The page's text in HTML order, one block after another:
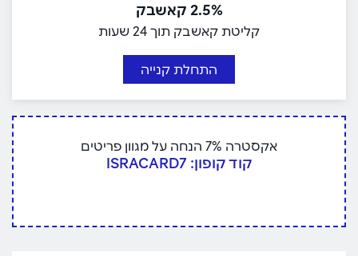
2.5% קאשבק
קליטת קאשבק תוך 24 שעות
התחלת קנייה
אקסטרה 7% הנחה על מגוון פריטים
קוד קופון: ISRACARD7